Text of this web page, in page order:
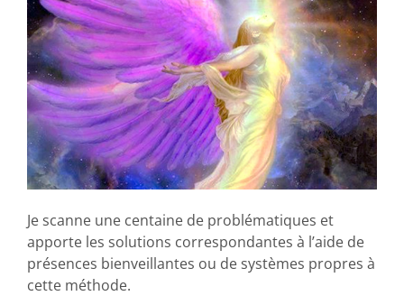
Je scanne une centaine de problématiques et
apporte les solutions correspondantes à l’aide de
présences bienveillantes ou de systèmes propres à
cette méthode.